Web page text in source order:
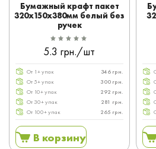
Бумажный крафт пакет
320x150x380мм белый без
ручек
5.3 грн./шт
От 1+ упак
346 грн.
От 5+ упак
300 грн.
От 10+ упак
292 грн.
От 30+ упак
281 грн.
От 100+ упак
265 грн.
В корзину